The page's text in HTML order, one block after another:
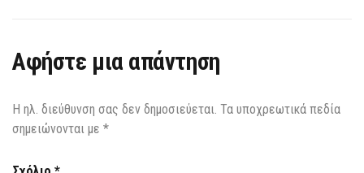
Αφήστε μια απάντηση
Η ηλ. διεύθυνση σας δεν δημοσιεύεται. Τα υποχρεωτικά πεδία
σημειώνονται με *